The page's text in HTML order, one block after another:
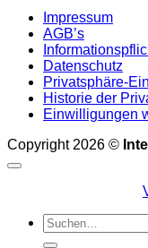
Impressum
AGB’s
Datenschutz
Privatsphäre-
Historie der
Einwilligungen
Copyright 2026 ©
Suchen
nach: